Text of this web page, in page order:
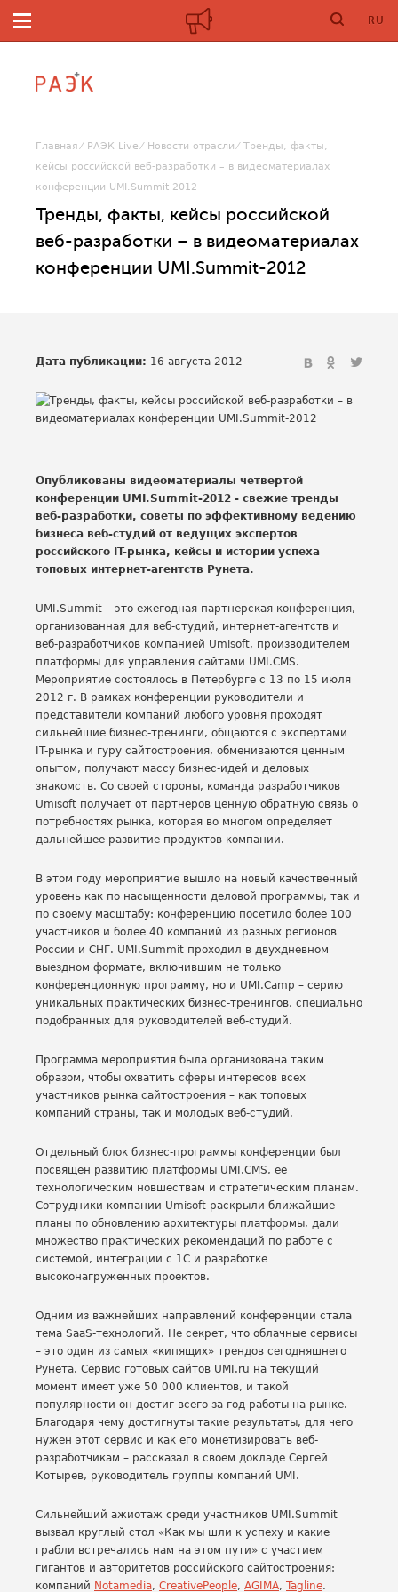
RU
Главная РАЭК Live Новости отрасли
Тренды, факты,
кейсы российской веб-разработки – в видеоматериалах
конференции UMI.Summit-2012
Тренды, факты, кейсы российской
веб-разработки – в видеоматериалах
конференции UMI.Summit-2012
Дата публикации: 16 августа 2012
Опубликованы видеоматериалы четвертой
конференции UMI.Summit-2012 - свежие тренды
веб-разработки, советы по эффективному ведению
бизнеса веб-студий от ведущих экспертов
российского IT-рынка, кейсы и истории успеха
топовых интернет-агентств Рунета.
UMI.Summit – это ежегодная партнерская конференция,
организованная для веб-студий, интернет-агентств и
веб-разработчиков компанией Umisoft, производителем
платформы для управления сайтами UMI.CMS.
Мероприятие состоялось в Петербурге с 13 по 15 июля
2012 г. В рамках конференции руководители и
представители компаний любого уровня проходят
сильнейшие бизнес-тренинги, общаются с экспертами
IT-рынка и гуру сайтостроения, обмениваются ценным
опытом, получают массу бизнес-идей и деловых
знакомств. Со своей стороны, команда разработчиков
Umisoft получает от партнеров ценную обратную связь о
потребностях рынка, которая во многом определяет
дальнейшее развитие продуктов компании.
В этом году мероприятие вышло на новый качественный
уровень как по насыщенности деловой программы, так и
по своему масштабу: конференцию посетило более 100
участников и более 40 компаний из разных регионов
России и СНГ. UMI.Summit проходил в двухдневном
выездном формате, включившим не только
конференционную программу, но и UMI.Camp – серию
уникальных практических бизнес-тренингов, специально
подобранных для руководителей веб-студий.
Программа мероприятия была организована таким
образом, чтобы охватить сферы интересов всех
участников рынка сайтостроения – как топовых
компаний страны, так и молодых веб-студий.
Отдельный блок бизнес-программы конференции был
посвящен развитию платформы UMI.CMS, ее
технологическим новшествам и стратегическим планам.
Сотрудники компании Umisoft раскрыли ближайшие
планы по обновлению архитектуры платформы, дали
множество практических рекомендаций по работе с
системой, интеграции с 1С и разработке
высоконагруженных проектов.
Одним из важнейших направлений конференции стала
тема SaaS-технологий. Не секрет, что облачные сервисы
– это один из самых «кипящих» трендов сегодняшнего
Рунета. Сервис готовых сайтов UMI.ru на текущий
момент имеет уже 50 000 клиентов, и такой
популярности он достиг всего за год работы на рынке.
Благодаря чему достигнуты такие результаты, для чего
нужен этот сервис и как его монетизировать веб-
разработчикам – рассказал в своем докладе Сергей
Котырев, руководитель группы компаний UMI.
Сильнейший ажиотаж среди участников UMI.Summit
вызвал круглый стол «Как мы шли к успеху и какие
грабли встречались нам на этом пути» с участием
гигантов и авторитетов российского сайтостроения:
компаний Notamedia, CreativePeople, AGIMA, Tagline.